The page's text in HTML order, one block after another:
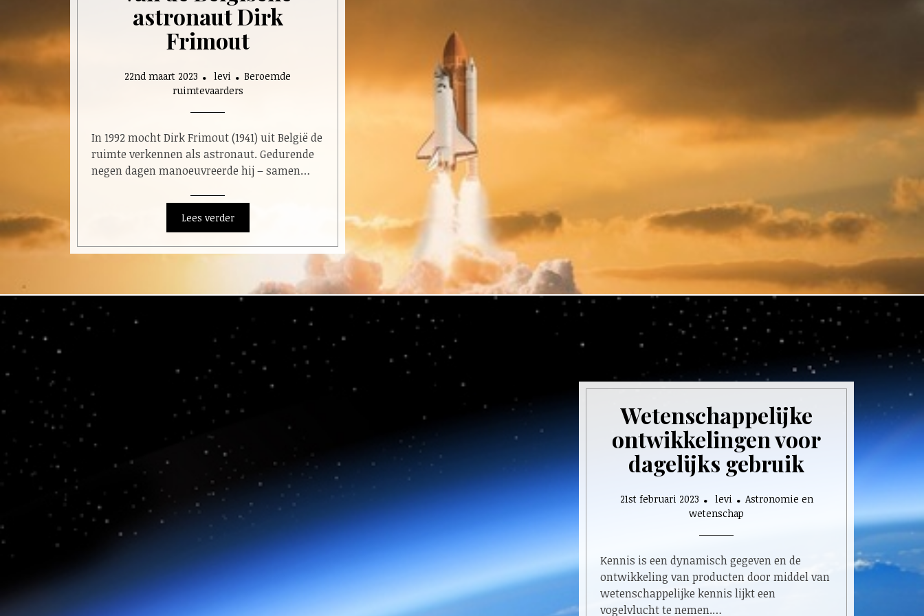
astronaut Dirk
Frimout
22nd maart 2023 levi
Beroemde
ruimtevaarders
In 1992 mocht Dirk Frimout (1941) uit België de
ruimte verkennen als astronaut. Gedurende
negen dagen manoeuvreerde hij – samen…
Wetenschappelijke
ontwikkelingen voor
dagelijks gebruik
21st februari 2023 levi
Astronomie en
wetenschap
Kennis is een dynamisch gegeven en de
ontwikkeling van producten door middel van
wetenschappelijke kennis lijkt een
vogelvlucht te nemen.…